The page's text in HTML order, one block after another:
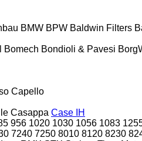
BMW BPW Baldwin Filters
Bomech Bondioli & Pavesi
Capello
Casappa Case IH
956 1020 1030 1056 1083
7240 7250 8010 8120 8230